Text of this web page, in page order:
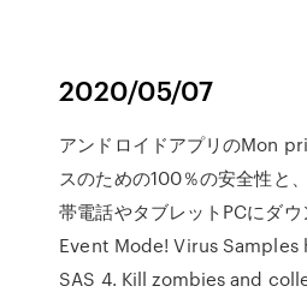
2020/05/07
アンドロイドアプリのMon
スのための100％の安全性と
帯電話やタブレットPCにダ
Event Mode! Virus
SAS 4. Kill zombies and